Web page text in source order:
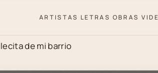
ARTISTAS LETRAS OBRAS
de mi barrio